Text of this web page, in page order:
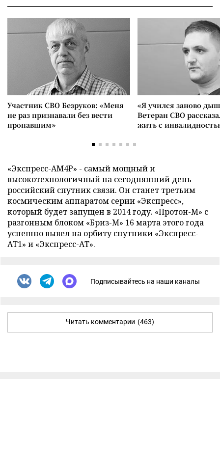
Участник СВО Безруков: «Меня
не раз признавали без вести
пропавшим»
«Я учился заново
Ветеран СВО
жить с
«Экспресс-АМ4Р» - самый мощный и
высокотехнологичный на сегодняшний день
российский спутник связи. Он станет третьим
космическим аппаратом серии «Экспресс»,
который будет запущен в 2014 году. «Протон-М» с
разгонным блоком «Бриз-М» 16 марта этого года
успешно вывел на орбиту спутники «Экспресс-
АТ1» и «Экспресс-АТ».
Подписывайтесь на наши каналы
Читать комментарии (463)